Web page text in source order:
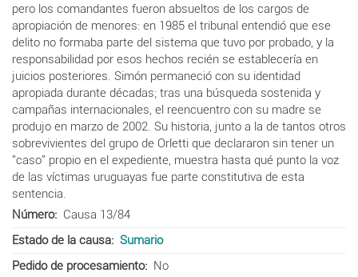
pero los comandantes fueron absueltos de los cargos de
apropiación de menores: en 1985 el tribunal entendió que ese
delito no formaba parte del sistema que tuvo por probado, y la
responsabilidad por esos hechos recién se establecería en
juicios posteriores. Simón permaneció con su identidad
apropiada durante décadas; tras una búsqueda sostenida y
campañas internacionales, el reencuentro con su madre se
produjo en marzo de 2002. Su historia, junto a la de tantos otros
sobrevivientes del grupo de Orletti que declararon sin tener un
"caso" propio en el expediente, muestra hasta qué punto la voz
de las víctimas uruguayas fue parte constitutiva de esta
sentencia.
Número
Causa 13/84
Estado de la causa
Sumario
Pedido de procesamiento
No